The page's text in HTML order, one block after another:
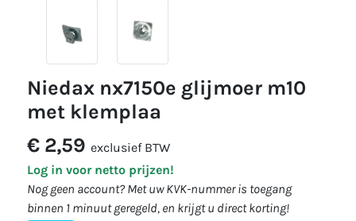
niedax nx7150e glijmoer m10
met klemplaa
€ 2,59 exclusief BTW
Log in voor netto prijzen!
Nog geen account? Met uw KVK-nummer is toegang
binnen 1 minuut geregeld, en krijgt u direct korting!